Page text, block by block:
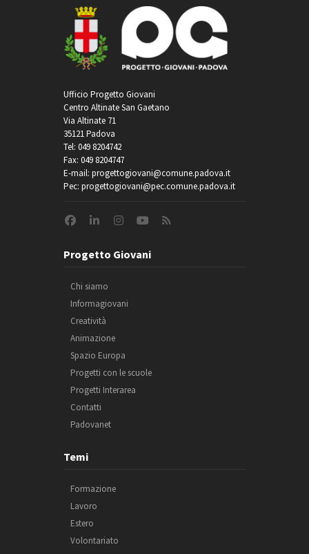
Ufficio Progetto Giovani
Centro Altinate San Gaetano
Via Altinate 71
35121 Padova
Tel: 049 8204742
Fax: 049 8204747
E-mail: progettogiovani@comune.padova.it
Pec: progettogiovani@pec.comune.padova.it
Progetto Giovani
Chi siamo
Informagiovani
Creatività
Animazione
Spazio Europa
Progetti con le scuole
Progetti Interarea
Contatti
Padovanet
Temi
Formazione
Lavoro
Estero
Volontariato